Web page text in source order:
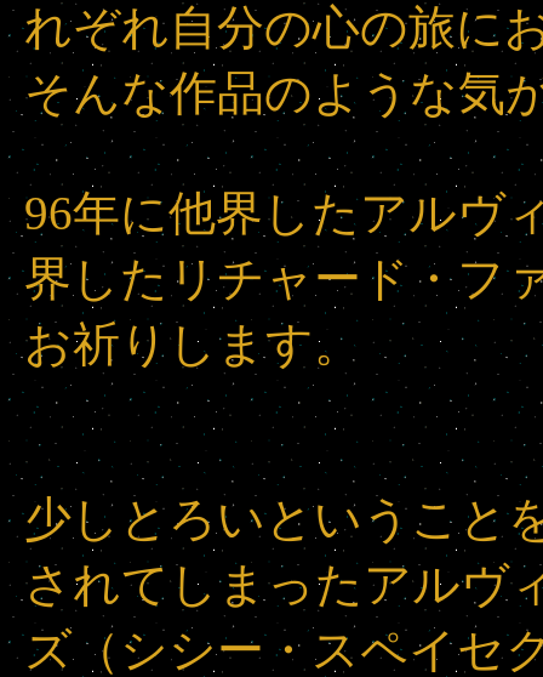
れぞれ自分の心の旅に
そんな作品のような気
96年に他界したアルヴ
界したリチャード・フ
お祈りします。
少しとろいということ
されてしまったアルヴ
ズ（シシー・スペイセ